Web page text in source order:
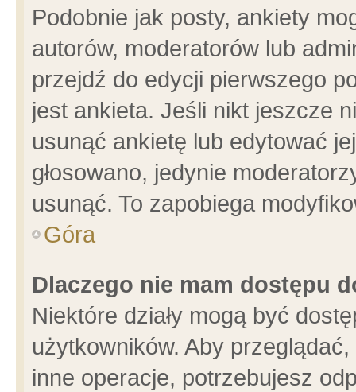
Podobnie jak posty, ankiety
autorów, moderatorów lub
przejdź do edycji pierwszego
jest ankieta. Jeśli nikt jeszcze
usunąć ankietę lub edytować
głosowano, jedynie
usunąć. To zapobiega
Góra
Dlaczego nie mam dostępu
Niektóre działy mogą być
użytkowników. Aby
inne operacje, potrzebujesz